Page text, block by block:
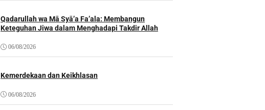
Qadarullah wa Mā Syā’a Fa’ala: Membangun
Keteguhan Jiwa dalam Menghadapi Takdir Allah
06/08/2026
Kemerdekaan dan Keikhlasan
06/08/2026